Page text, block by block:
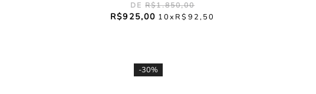
R$1.850,00
R$925,00 10 R$ 92,50
-30%